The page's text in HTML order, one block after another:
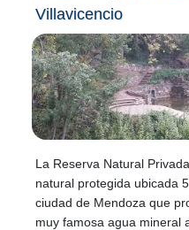
Villavicencio
La Reserva Natural
natural protegida ubicada
ciudad de Mendoza que
muy famosa agua mineral